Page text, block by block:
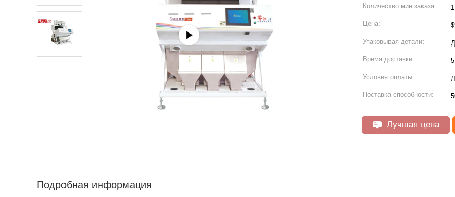
Количество мин заказа:
Цена:
Упаковывая детали:
Время доставки:
Условия оплаты:
Поставка способности:
Лучшая цена
Подробная информация